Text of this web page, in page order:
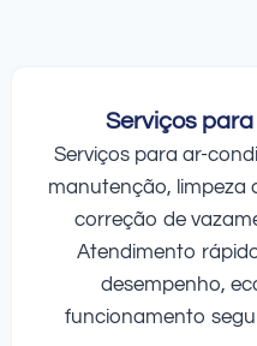
Serviços
Serviços para ar-
manutenção, limpeza
correção de
Atendimento
desempenho,
funcionamento